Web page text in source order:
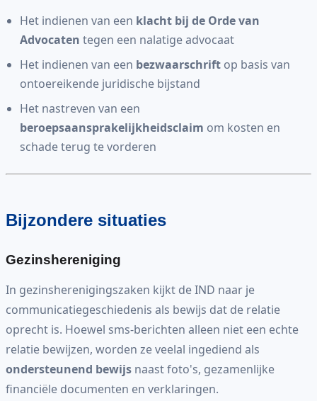
Het indienen van een klacht bij de Orde van
Advocaten tegen een nalatige advocaat
Het indienen van een bezwaarschrift op basis van
ontoereikende juridische bijstand
Het nastreven van een
beroepsaansprakelijkheidsclaim om kosten en
schade terug te vorderen
Bijzondere situaties
Gezinshereniging
In gezinsherenigingszaken kijkt de IND naar je
communicatiegeschiedenis als bewijs dat de relatie
oprecht is. Hoewel sms-berichten alleen niet een echte
relatie bewijzen, worden ze veelal ingediend als
ondersteunend bewijs naast foto's, gezamenlijke
financiële documenten en verklaringen.